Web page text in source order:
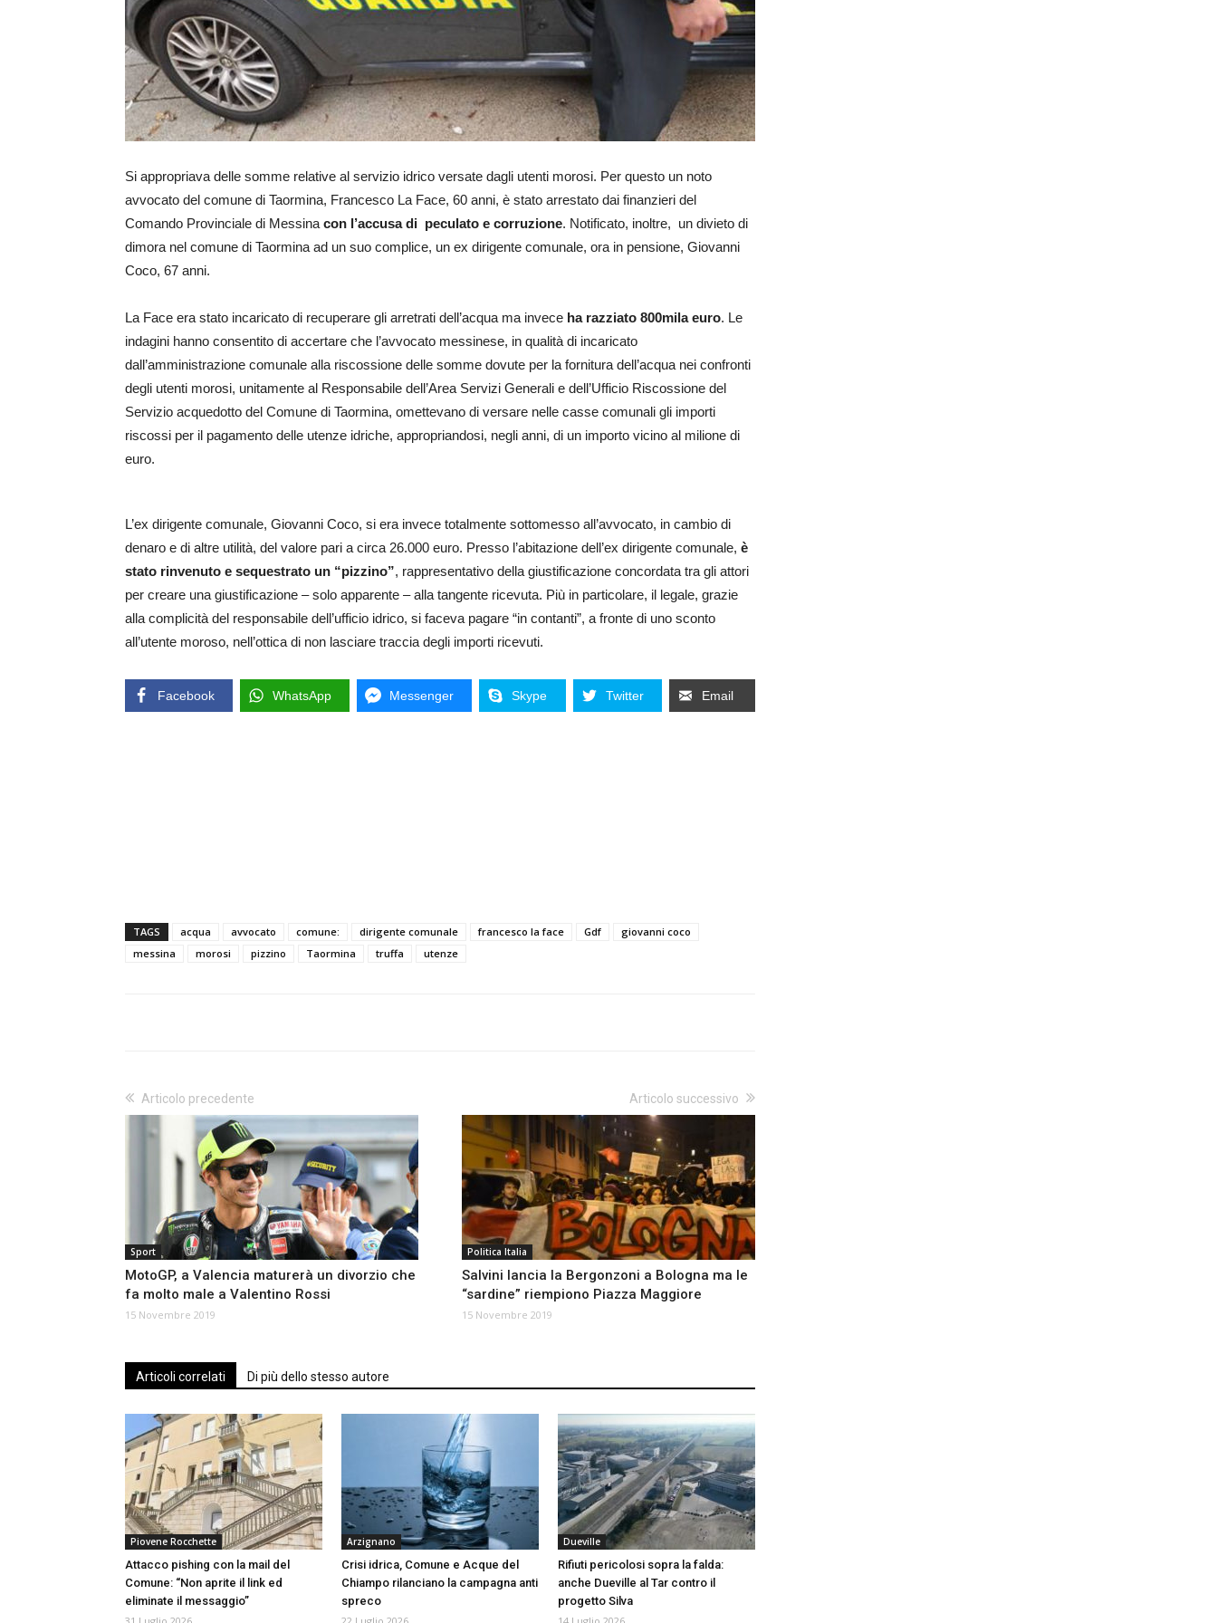
Si appropriava delle somme relative al servizio idrico versate dagli utenti morosi. Per questo un noto
avvocato del comune di Taormina, Francesco La Face, 60 anni, è stato arrestato dai finanzieri del
Comando Provinciale di Messina con l’accusa di peculato e corruzione. Notificato, inoltre, un divieto di
dimora nel comune di Taormina ad un suo complice, un ex dirigente comunale, ora in pensione, Giovanni
Coco, 67 anni.
La Face era stato incaricato di recuperare gli arretrati dell’acqua ma invece ha razziato 800mila euro. Le
indagini hanno consentito di accertare che l’avvocato messinese, in qualità di incaricato
dall’amministrazione comunale alla riscossione delle somme dovute per la fornitura dell’acqua nei confronti
degli utenti morosi, unitamente al Responsabile dell’Area Servizi Generali e dell’Ufficio Riscossione del
Servizio acquedotto del Comune di Taormina, omettevano di versare nelle casse comunali gli importi
riscossi per il pagamento delle utenze idriche, appropriandosi, negli anni, di un importo vicino al milione di
euro.
L’ex dirigente comunale, Giovanni Coco, si era invece totalmente sottomesso all’avvocato, in cambio di
denaro e di altre utilità, del valore pari a circa 26.000 euro. Presso l’abitazione dell’ex dirigente comunale, è
stato rinvenuto e sequestrato un “pizzino”, rappresentativo della giustificazione concordata tra gli attori
per creare una giustificazione – solo apparente – alla tangente ricevuta. Più in particolare, il legale, grazie
alla complicità del responsabile dell’ufficio idrico, si faceva pagare “in contanti”, a fronte di uno sconto
all’utente moroso, nell’ottica di non lasciare traccia degli importi ricevuti.
Facebook WhatsApp Messenger Skype Twitter Email
TAGS acqua avvocato comune: dirigente comunale francesco la face Gdf
giovanni coco
messina
morosi pizzino Taormina truffa utenze
Articolo precedente
Sport
MotoGP, a Valencia maturerà un divorzio che
fa molto male a Valentino Rossi
15 Novembre 2019
Articolo successivo
Politica Italia
Salvini lancia la Bergonzoni a Bologna ma le
“sardine” riempiono Piazza Maggiore
15 Novembre 2019
Articoli correlati Di più dello stesso autore
Piovene Rocchette
Attacco pishing con la mail del
Comune: “Non aprite il link ed
eliminate il messaggio”
Arzignano
Crisi idrica, Comune e Acque del
Chiampo rilanciano la campagna anti
spreco
Dueville
Rifiuti pericolosi sopra la falda:
anche Dueville al Tar contro il
progetto Silva